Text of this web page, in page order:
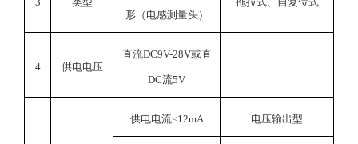
形（电感测量头）
4 供电电压
直流DC9V-28V或直
DC流5V
供电电流≤12mA 电压输出型